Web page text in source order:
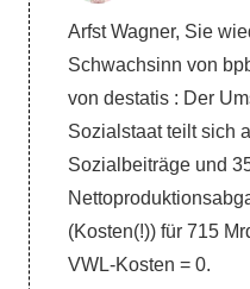
Arfst Wagner, Sie
Schwachsinn von
von destatis : Der
Sozialstaat teilt sich
Sozialbeiträge und
(Kosten(!)) für 715
VWL-Kosten = 0.